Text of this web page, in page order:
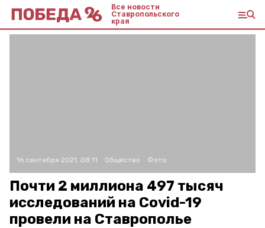
Все новости
Ставропольского
края
16 сентября 2021, 08:11 Общество Фото:
Почти 2 миллиона 497 тысяч
исследований на Covid-19
провели на Ставрополье